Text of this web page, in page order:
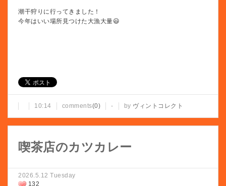
潮干狩りに行ってきました！
今年はいい場所見つけた大漁大量😃
10:14 comments(0) - by ヴィントコレクト
喫茶店のカツカレー
2026.5.12 Tuesday
132